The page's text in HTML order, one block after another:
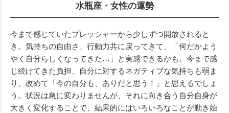
水瓶座・女性の運勢
今まで感じていたプレッシャーから少しずつ開放されると
き。気持ちの自由さ、行動力共に戻ってきて、「何だかよう
やく自分らしくなってきた…」と実感できるかも。今まで感
じ続けてきた負担、自分に対するネガティブな気持ちも弱ま
り、改めて「今の自分も、ありだと思う！」と思えるでしょ
う。状況は急に変わりませんが、それに向き合う自分自身が
大きく変化することで、結果的にはいろいろなことが動き始